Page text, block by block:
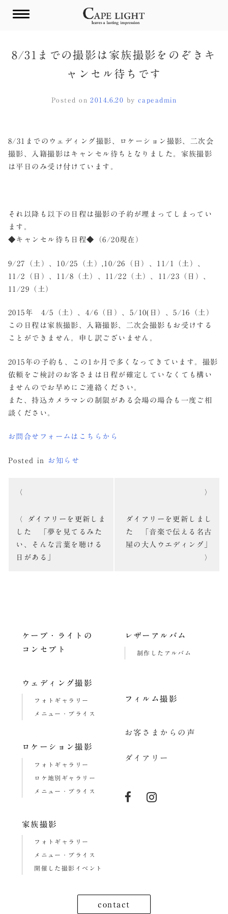
8/31までの撮影は家族撮影をのぞきキ
ャンセル待ちです
Posted on2014.6.20 bycapeadmin
8/31までのウェディング撮影、ロケーション撮影、二次会
撮影、入籍撮影はキャンセル待ちとなりました。家族撮影
は平日のみ受け付けています。
それ以降も以下の日程は撮影の予約が埋まってしまってい
ます。
◆キャンセル待ち日程◆（6/20現在）
9/27（土）、10/25（土）,10/26（日）、11/1（土）、
11/2（日）、11/8（土）、11/22（土）、11/23（日）、
11/29（土）
2015年 4/5（土）、4/6（日）、5/10(日）、5/16（土）
この日程は家族撮影、入籍撮影、二次会撮影もお受けする
ことができません。申し訳ございません。
2015年の予約も、この1か月で多くなってきています。撮影
依頼をご検討のお客さまは日程が確定していなくても構い
ませんのでお早めにご連絡ください。
また、持込カメラマンの制限がある会場の場合も一度ご相
談ください。
お問合せフォームはこちらから
Posted in お知らせ
ビ
ゲ
ダイアリーを更新しま
した 「夢を見てるみた
い、そんな言葉を聴ける
日がある」
ダイアリーを更新しまし
た 「音楽で伝える名古
屋の大人ウエディング」
ケープ・ライトの
コンセプト
ウェディング撮影
フォトギャラリー
メニュー・プライス
ロケーション撮影
フォトギャラリー
ロケ地別ギャラリー
メニュー・プライス
家族撮影
フォトギャラリー
メニュー・プライス
開催した撮影イベント
レザーアルバム
制作したアルバム
フィルム撮影
お客さまからの声
ダイアリー
contact